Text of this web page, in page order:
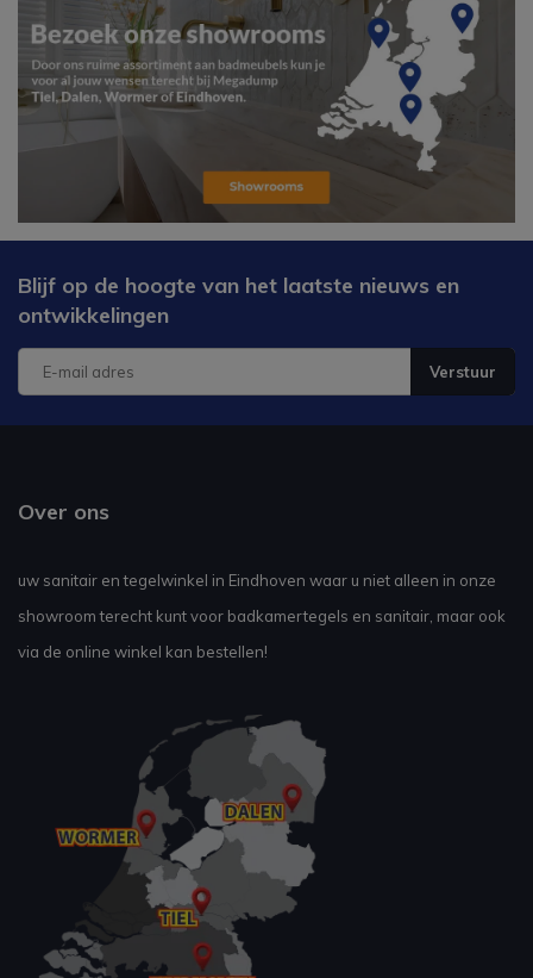
Blijf op de hoogte van het laatste nieuws en
ontwikkelingen
Verstuur
Over ons
uw sanitair en tegelwinkel in Eindhoven waar u niet alleen in onze
showroom terecht kunt voor badkamertegels en sanitair, maar ook
via de online winkel kan bestellen!